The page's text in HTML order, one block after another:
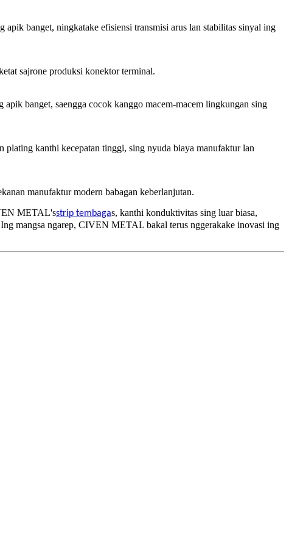
banget, ningkatake efisiensi transmisi arus lan stabilitas sinyal ing
sajrone produksi konektor terminal.
banget, saengga cocok kanggo macem-macem lingkungan sing
plating kanthi kecepatan tinggi, sing nyuda biaya manufaktur lan
manufaktur modern babagan keberlanjutan.
METAL'sstrip tembagas, kanthi konduktivitas sing luar biasa,
mangsa ngarep, CIVEN METAL bakal terus nggerakake inovasi ing